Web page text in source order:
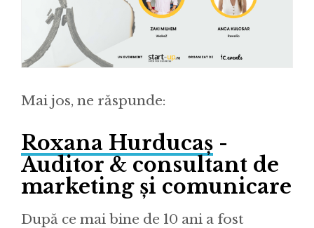
Mai jos, ne răspunde:
Roxana Hurducaș -
Auditor & consultant de
marketing și comunicare
După ce mai bine de 10 ani a fost